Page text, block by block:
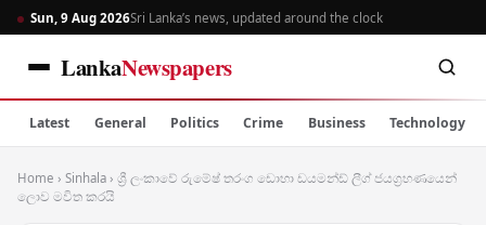
Sun, 9 Aug 2026Sri Lanka’s news, updated around the clock
LankaNewspapers
Latest General Politics Crime Business Technology
Home › Sinhala › ශ්‍රී ලංකාවේ රුමේෂ් තරංග ඩොහා ඩයමන්ඩ් ලීග් ජයග්‍රහණයෙන්
ලොව මවිත කරයි